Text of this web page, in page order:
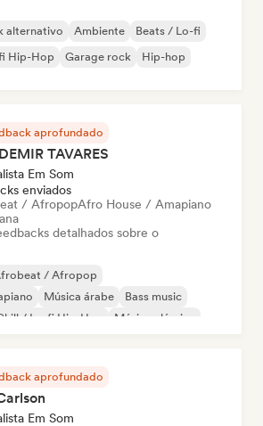
alternativo Ambiente
Beats / Lo-fi
Hip-Hop Garage rock Hip-hop
aprofundado
TAVARES
Em Som
enviados
/ AfropopAfro House / Amapiano
detalhados sobre o
/ Afropop
Música árabe
Bass music
/ Lo-fi Hip-Hop Música clássica
aprofundado
Em Som